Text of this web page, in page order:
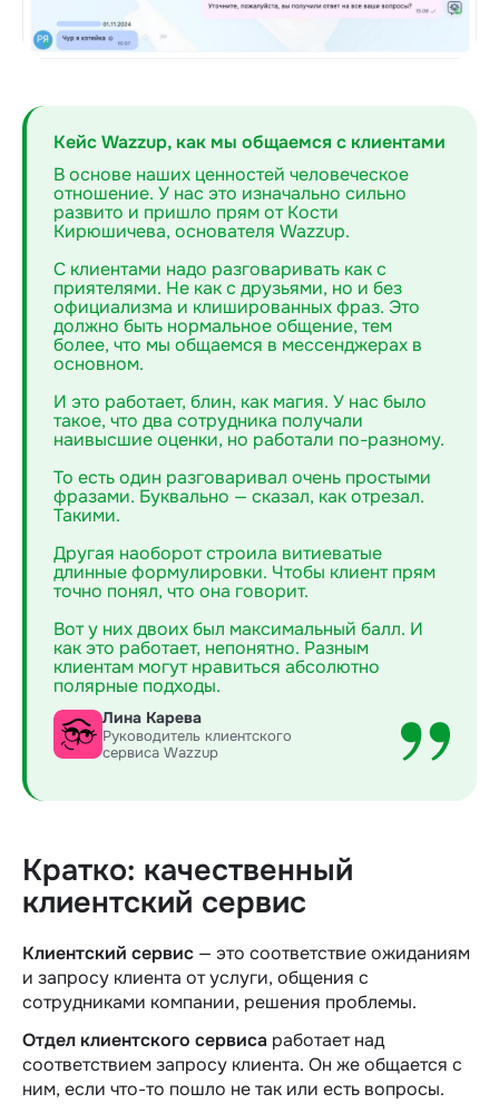
Кейс Wazzup, как мы общаемся с клиентами
В основе наших ценностей человеческое
отношение. У нас это изначально сильно
развито и пришло прям от Кости
Кирюшичева, основателя Wazzup.
С клиентами надо разговаривать как с
приятелями. Не как с друзьями, но и без
официализма и клишированных фраз. Это
должно быть нормальное общение, тем
более, что мы общаемся в мессенджерах в
основном.
И это работает, блин, как магия. У нас было
такое, что два сотрудника получали
наивысшие оценки, но работали по-разному.
То есть один разговаривал очень простыми
фразами. Буквально — сказал, как отрезал.
Такими.
Другая наоборот строила витиеватые
длинные формулировки. Чтобы клиент прям
точно понял, что она говорит.
Вот у них двоих был максимальный балл. И
как это работает, непонятно. Разным
клиентам могут нравиться абсолютно
полярные подходы.
Лина Карева
Руководитель клиентского
сервиса Wazzup
Кратко: качественный
клиентский сервис
Клиентский сервис — это соответствие ожиданиям
и запросу клиента от услуги, общения с
сотрудниками компании, решения проблемы.
Отдел клиентского сервиса работает над
соответствием запросу клиента. Он же общается с
ним, если что-то пошло не так или есть вопросы.